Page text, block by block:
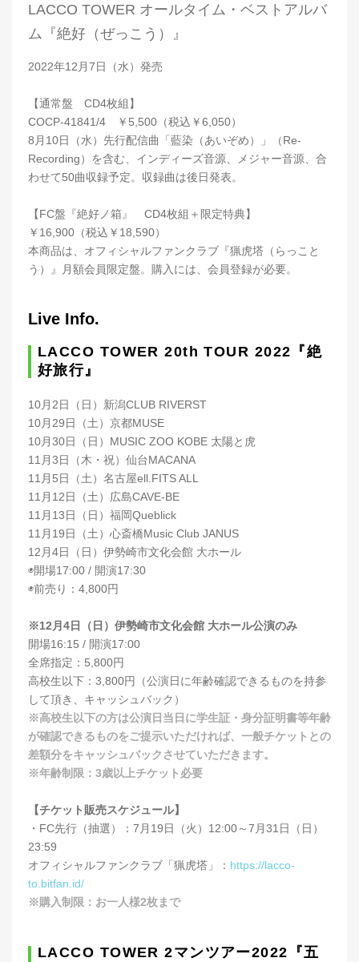
LACCO TOWER オールタイム・ベストアルバ
ム『絶好（ぜっこう）』
2022年12月7日（水）発売
【通常盤 CD4枚組】
COCP-41841/4 ￥5,500（税込￥6,050）
8月10日（水）先行配信曲「藍染（あいぞめ）」（Re-
Recording）を含む、インディーズ音源、メジャー音源、合
わせて50曲収録予定。収録曲は後日発表。
【FC盤『絶好ノ箱』 CD4枚組＋限定特典】
￥16,900（税込￥18,590）
本商品は、オフィシャルファンクラブ『猟虎塔（らっこと
う）』月額会員限定盤。購入には、会員登録が必要。
Live Info.
LACCO TOWER 20th TOUR 2022『絶
好旅行』
10月2日（日）新潟CLUB RIVERST
10月29日（土）京都MUSE
10月30日（日）MUSIC ZOO KOBE 太陽と虎
11月3日（木・祝）仙台MACANA
11月5日（土）名古屋ell.FITS ALL
11月12日（土）広島CAVE-BE
11月13日（日）福岡Queblick
11月19日（土）心斎橋Music Club JANUS
12月4日（日）伊勢崎市文化会館 大ホール
◉開場17:00 / 開演17:30
◉前売り：4,800円
※12月4日（日）伊勢崎市文化会館 大ホール公演のみ
開場16:15 / 開演17:00
全席指定：5,800円
高校生以下：3,800円（公演日に年齢確認できるものを持参
して頂き、キャッシュバック）
※高校生以下の方は公演日当日に学生証・身分証明書等年齢
が確認できるものをご提示いただければ、一般チケットとの
差額分をキャッシュバックさせていただきます。
※年齢制限：3歳以上チケット必要
【チケット販売スケジュール】
・FC先行（抽選）：7月19日（火）12:00～7月31日（日）
23:59
オフィシャルファンクラブ「猟虎塔」： https://lacco-
to.bitfan.id/
※購入制限：お一人様2枚まで
LACCO TOWER 2マンツアー2022『五